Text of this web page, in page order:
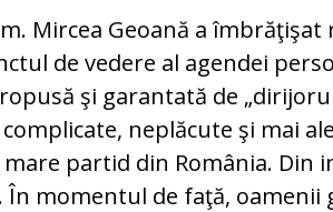
Mircea Geoană a îmbrăţişat
de vedere al agendei
şi garantată de
neplăcute şi mai
partid din România. Din
momentul de faţă, oamenii